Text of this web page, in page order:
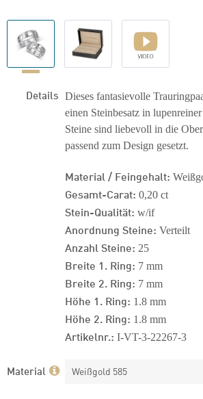
Details Dieses fantasievolle
einen Steinbesatz in
Steine sind liebevoll in die
passend zum Design gesetzt.
Material / Feingehalt:
Gesamt-Carat: 0,20 ct
Stein-Qualität: w/if
Anordnung Steine: Verteilt
Anzahl Steine: 25
Breite 1. Ring: 7 mm
Breite 2. Ring: 7 mm
Höhe 1. Ring: 1.8 mm
Höhe 2. Ring: 1.8 mm
Artikelnr.: I-VT-3-22267-3
Material Weißgold 585